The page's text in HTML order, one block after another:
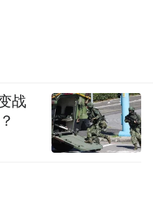
交易金额巨大，房产
战